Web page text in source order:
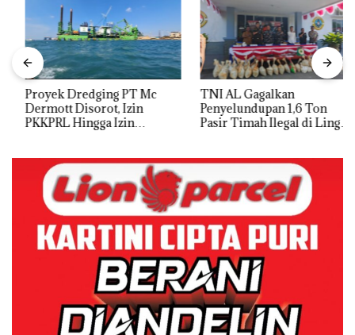
Proyek Dredging PT Mc
Dermott Disorot, Izin
PKKPRL Hingga Izin
TNI AL Gagalkan
Penyelundupan 1,6 Ton
Pasir Timah Ilegal di Lingga,
Diselundupkan ke Malaysia